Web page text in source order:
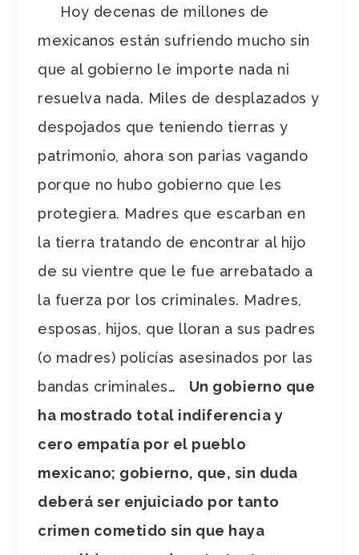
Hoy decenas de millones de
mexicanos están sufriendo mucho sin
que al gobierno le importe nada ni
resuelva nada. Miles de desplazados y
despojados que teniendo tierras y
patrimonio, ahora son parias vagando
porque no hubo gobierno que les
protegiera. Madres que escarban en
la tierra tratando de encontrar al hijo
de su vientre que le fue arrebatado a
la fuerza por los criminales. Madres,
esposas, hijos, que lloran a sus padres
(o madres) policías asesinados por las
bandas criminales… Un gobierno que
ha mostrado total indiferencia y
cero empatía por el pueblo
mexicano; gobierno, que, sin duda
deberá ser enjuiciado por tanto
crimen cometido sin que haya